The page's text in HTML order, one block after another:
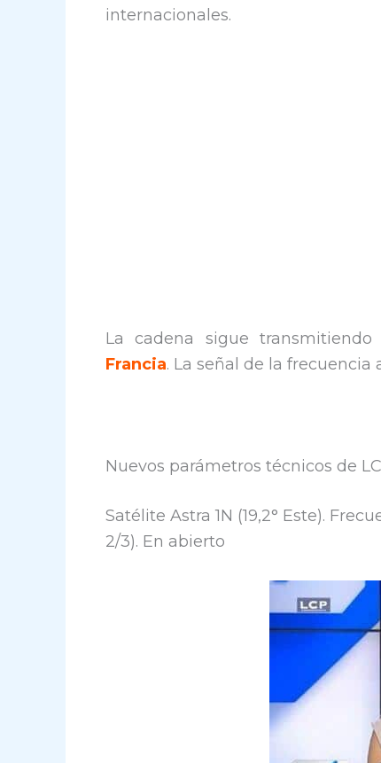
internacionales.
La cadena sigue
Francia. La señal de la
Nuevos parámetros técnicos de
Satélite Astra 1N (19,2° Este).
2/3). En abierto